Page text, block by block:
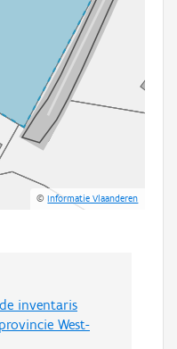
©Informatie Vlaanderen
inventaris
West-